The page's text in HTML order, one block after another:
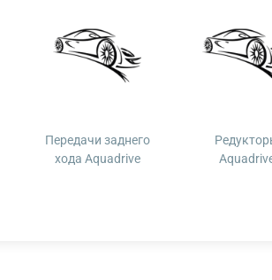
Передачи заднего
хода Aquadrive